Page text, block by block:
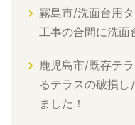
霧島市/洗面台用
工事の合間に洗面
鹿児島市/既存テ
るテラスの破損し
ました！